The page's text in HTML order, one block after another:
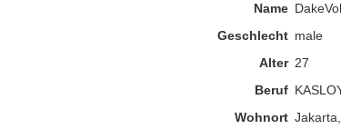
Name
Geschlecht male
Alter 27
Beruf
Wohnort